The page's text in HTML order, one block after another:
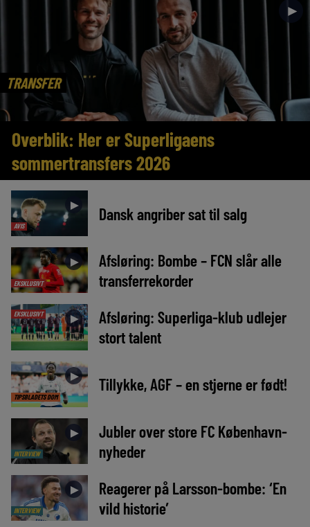
TRANSFER
►
Overblik: Her er Superligaens
sommertransfers 2026
AVIS
► Dansk angriber sat til salg
EKSKLUSIVT
►
Afsløring: Bombe – FCN slår alle
transferrekorder
EKSKLUSIVT ►
Afsløring: Superliga-klub udlejer
stort talent
TIPSBLADETS DOM
► Tillykke, AGF – en stjerne er født!
INTERVIEW
►
Jubler over store FC København-
nyheder
INTERVIEW
►
Reagerer på Larsson-bombe: ‘En
vild historie’